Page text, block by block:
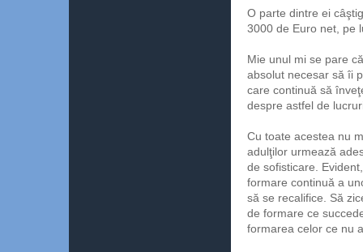
O parte dintre ei
3000 de Euro net, pe
Mie unul mi se pare
absolut necesar să îi
care continuă să
despre astfel de
Cu toate acestea nu
adulţilor urmează
de sofisticare.
formare continuă a
să se recalifice. Să
de formare ce
formarea celor ce nu